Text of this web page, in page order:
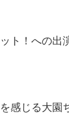
ト！への出
感じる大園